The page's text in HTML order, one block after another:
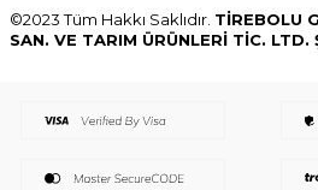
©2023 Tüm Hakkı Saklıdır. TİREBOLU
SAN. VE TARIM ÜRÜNLERİ TİC. LTD.